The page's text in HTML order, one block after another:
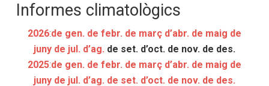
Informes climatològics
2026:de gen. de febr. de març d’abr. de maig de
juny de jul. d’ag. de set. d’oct. de nov. de des.
2025:de gen. de febr. de març d’abr. de maig de
juny de jul. d’ag. de set. d’oct. de nov. de des.